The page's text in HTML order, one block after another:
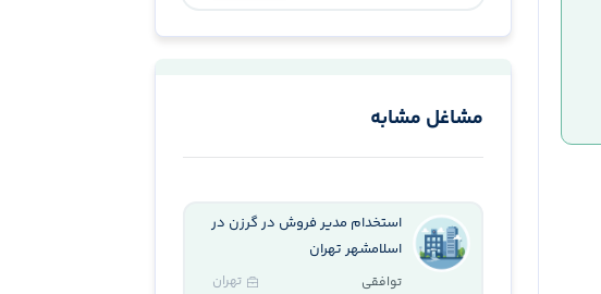
مشاغل مشابه
استخدام مدیر فروش در گرزن در
اسلامشهر تهران
توافقی تهران